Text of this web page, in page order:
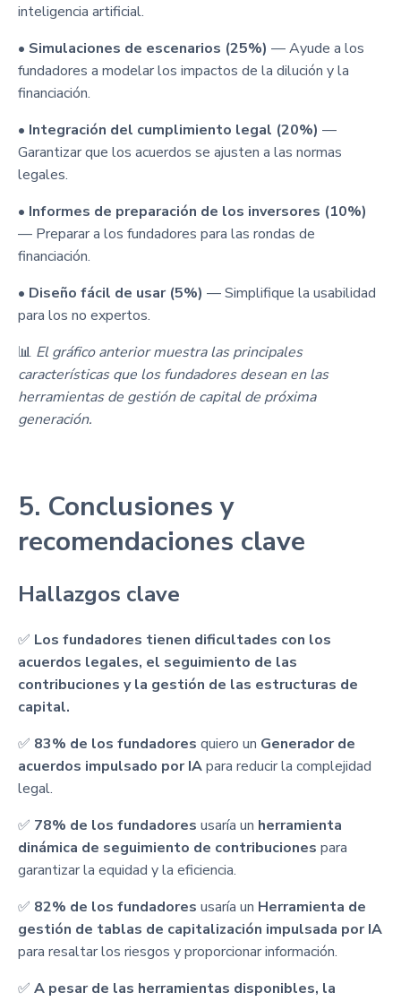
inteligencia artificial.
• Simulaciones de escenarios (25%) — Ayude a los
fundadores a modelar los impactos de la dilución y la
financiación.
• Integración del cumplimiento legal (20%) —
Garantizar que los acuerdos se ajusten a las normas
legales.
• Informes de preparación de los inversores (10%)
— Preparar a los fundadores para las rondas de
financiación.
• Diseño fácil de usar (5%) — Simplifique la usabilidad
para los no expertos.
📊 El gráfico anterior muestra las principales
características que los fundadores desean en las
herramientas de gestión de capital de próxima
generación.
5. Conclusiones y
recomendaciones clave
Hallazgos clave
✅ Los fundadores tienen dificultades con los
acuerdos legales, el seguimiento de las
contribuciones y la gestión de las estructuras de
capital.
✅ 83% de los fundadores quiero un Generador de
acuerdos impulsado por IApara reducir la complejidad
legal.
✅ 78% de los fundadores usaría un herramienta
dinámica de seguimiento de contribuciones para
garantizar la equidad y la eficiencia.
✅ 82% de los fundadores usaría un Herramienta de
gestión de tablas de capitalización impulsada por IA
para resaltar los riesgos y proporcionar información.
✅ A pesar de las herramientas disponibles, la